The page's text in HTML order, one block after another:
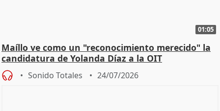
01:05
Maíllo ve como un "reconocimiento merecido" la
candidatura de Yolanda Díaz a la OIT
Sonido Totales 24/07/2026